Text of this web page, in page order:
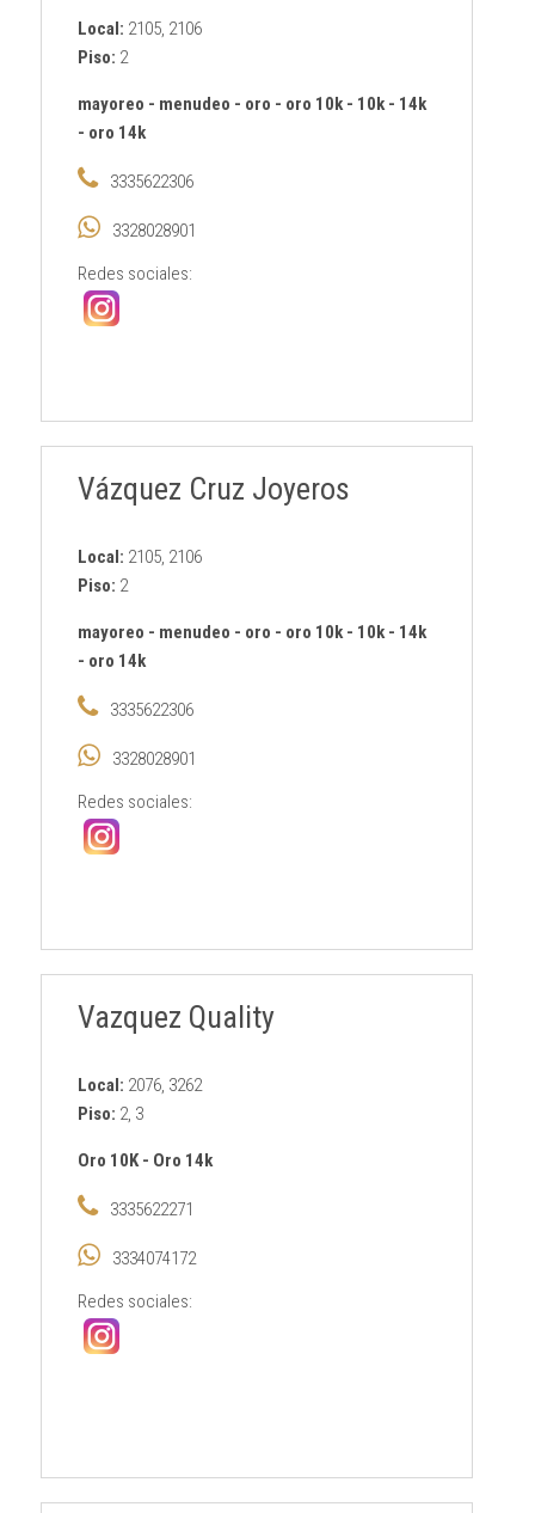
Local: 2105, 2106
Piso: 2
mayoreo - menudeo - oro - oro 10k- 10k- 14k
- oro 14k
3335622306
3328028901
Redes sociales:
Vázquez Cruz Joyeros
Local: 2105, 2106
Piso: 2
mayoreo - menudeo - oro - oro 10k- 10k- 14k
- oro 14k
3335622306
3328028901
Redes sociales:
Vazquez Quality
Local: 2076, 3262
Piso: 2, 3
Oro 10K- Oro 14k
3335622271
3334074172
Redes sociales: